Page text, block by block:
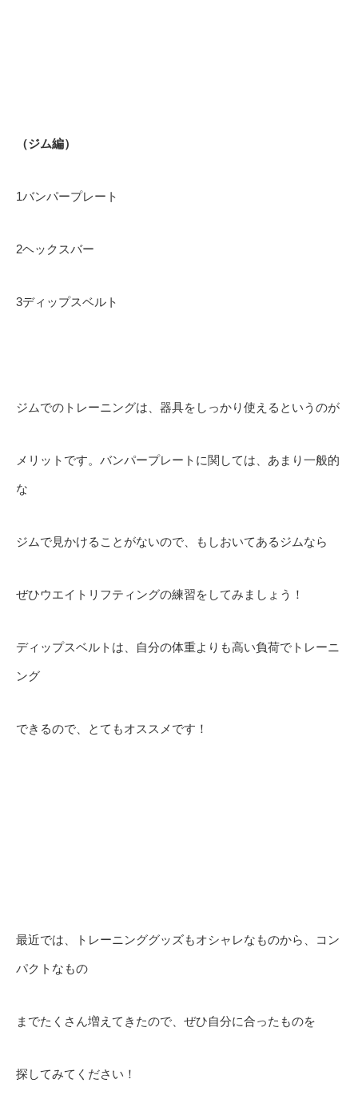
（ジム編）
1バンパープレート
2ヘックスバー
3ディップスベルト
ジムでのトレーニングは、器具をしっかり使えるというのが
メリットです。バンパープレートに関しては、あまり一般的
な
ジムで見かけることがないので、もしおいてあるジムなら
ぜひウエイトリフティングの練習をしてみましょう！
ディップスベルトは、自分の体重よりも高い負荷でトレーニ
ング
できるので、とてもオススメです！
最近では、トレーニンググッズもオシャレなものから、コン
パクトなもの
までたくさん増えてきたので、ぜひ自分に合ったものを
探してみてください！